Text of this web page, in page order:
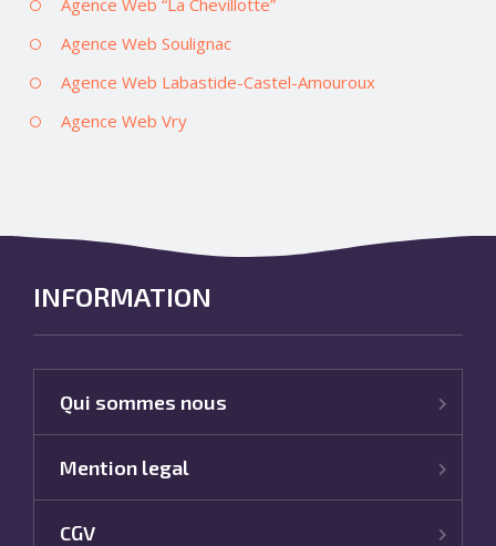
Agence Web “La Chevillotte”
Agence Web Soulignac
Agence Web Labastide-Castel-Amouroux
Agence Web Vry
INFORMATION
Qui sommes nous
Mention legal
CGV